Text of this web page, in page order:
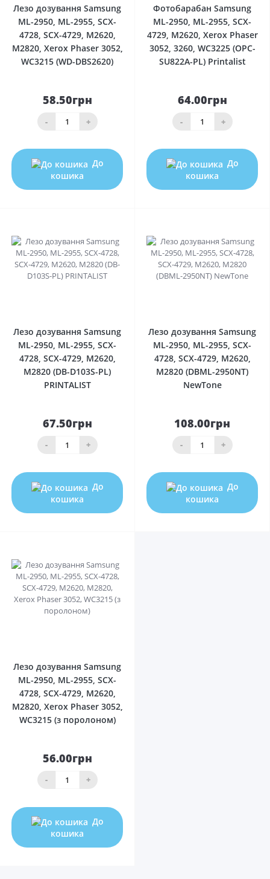
Лезо дозування Samsung
ML-2950, ML-2955, SCX-
4728, SCX-4729, M2620,
M2820, Xerox Phaser 3052,
WC3215 (WD-DBS2620)
58.50грн
- +
До
кошика
Фотобарабан Samsung
ML-2950, ML-2955, SCX-
4729, M2620, Xerox Phaser
3052, 3260, WC3225 (OPC-
SU822A-PL) Printalist
64.00грн
- +
До
кошика
Лезо дозування Samsung
ML-2950, ML-2955, SCX-
4728, SCX-4729, M2620,
M2820 (DB-D103S-PL)
PRINTALIST
67.50грн
- +
До
кошика
Лезо дозування Samsung
ML-2950, ML-2955, SCX-
4728, SCX-4729, M2620,
M2820 (DBML-2950NT)
NewTone
108.00грн
- +
До
кошика
Лезо дозування Samsung
ML-2950, ML-2955, SCX-
4728, SCX-4729, M2620,
M2820, Xerox Phaser 3052,
WC3215 (з поролоном)
56.00грн
- +
До
кошика